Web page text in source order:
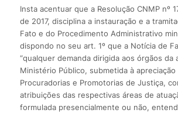
Insta acentuar que a Resolução CNMP nº
de 2017, disciplina a instauração e a
Fato e do Procedimento Administrativo
dispondo no seu art. 1º que a Notícia de
“qualquer demanda dirigida aos órgãos da
Ministério Público, submetida à apreciação
Procuradorias e Promotorias de Justiça,
atribuições das respectivas áreas de
formulada presencialmente ou não,